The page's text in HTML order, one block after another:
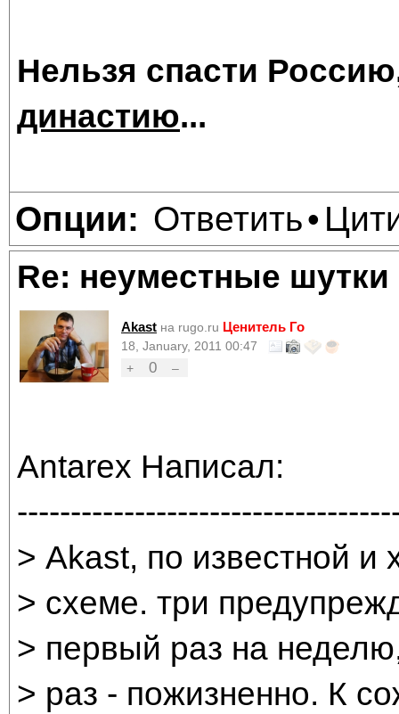
Нельзя спасти
династию...
Опции: Ответить•
Re: неуместные шутки
Akast на rugo.ru Ценитель Го
18, January, 2011 00:47
+
0 –
Antarex Написал:
> Akast, по известной
> схеме. три
> первый раз на
> раз - пожизненно. К